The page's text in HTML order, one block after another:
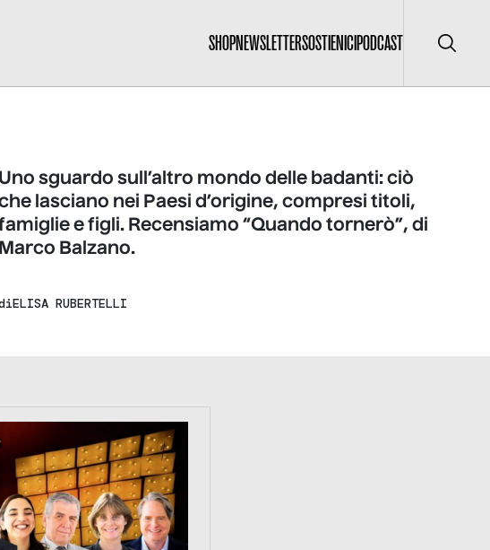
SHOPNEWSLETTERSOSTIENICIPODCAST Cerca
Uno sguardo sull’altro mondo delle badanti: ciò
lasciano nei Paesi d’origine, compresi titoli,
e figli. Recensiamo “Quando tornerò”, di
Marco Balzano.
ELISA RUBERTELLI